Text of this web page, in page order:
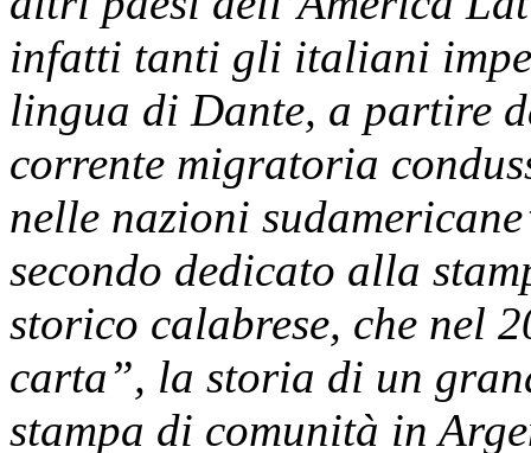
infatti tanti gli italiani
lingua di Dante, a partire
corrente migratoria
nelle nazioni
secondo dedicato alla
storico calabrese, che nel
carta”, la storia di un
stampa di comunità in